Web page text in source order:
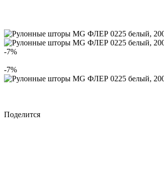
-7%
-7%
Поделится